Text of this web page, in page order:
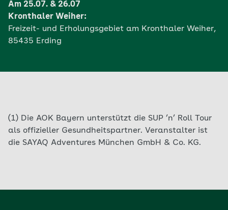
Am 25.07. & 26.07
Kronthaler Weiher:
Freizeit- und Erholungsgebiet am Kronthaler Weiher,
85435 Erding
(1) Die AOK Bayern unterstützt die SUP ’n’ Roll Tour
als offizieller Gesundheitspartner. Veranstalter ist
die SAYAQ Adventures München GmbH & Co. KG.